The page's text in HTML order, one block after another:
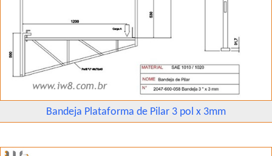
Bandeja Plataforma de Pilar 3 pol x 3mm